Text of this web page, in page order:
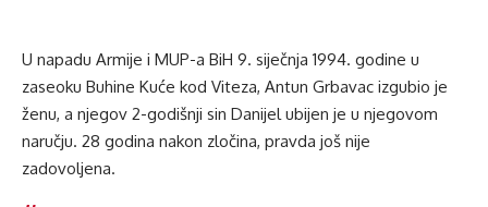
U napadu Armije i MUP-a BiH 9. siječnja 1994. godine u
zaseoku Buhine Kuće kod Viteza, Antun Grbavac izgubio je
ženu, a njegov 2-godišnji sin Danijel ubijen je u njegovom
naručju. 28 godina nakon zločina, pravda još nije
zadovoljena.